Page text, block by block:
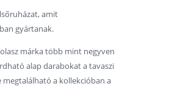
amit
gyártanak.
márka több mint negyven
alap darabokat a tavaszi
megtalálható a kollekcióban a